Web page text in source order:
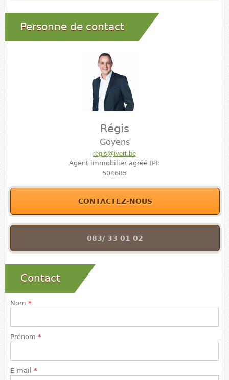
Personne de contact
Régis
Goyens
regis@ivert.be
Agent immobilier agréé IPI:
504685
CONTACTEZ-NOUS
083/ 33 01 02
Contact
Nom *
Prénom *
E-mail *